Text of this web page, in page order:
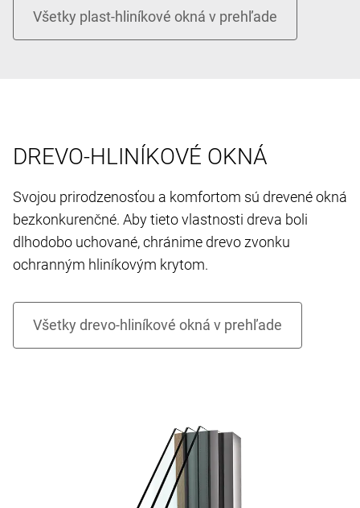
DREVO-HLINÍKOVÉ OKNÁ
Svojou prirodzenosťou a komfortom sú drevené okná
bezkonkurenčné. Aby tieto vlastnosti dreva boli
dlhodobo uchované, chránime drevo zvonku
ochranným hliníkovým krytom.